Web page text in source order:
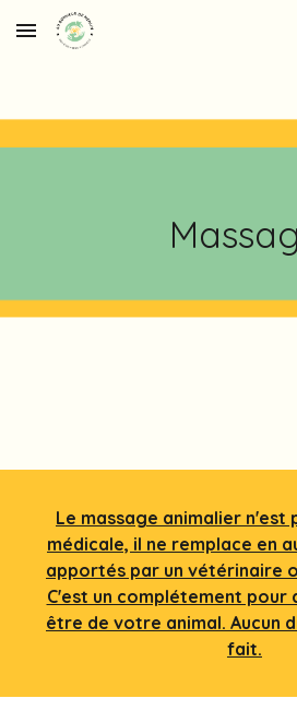
Skip to main content
Le massage animalier n'est
médicale, il ne remplace en
apportés par un vétérinaire
C'est un complétement pour
être de votre animal. Aucun
fait.